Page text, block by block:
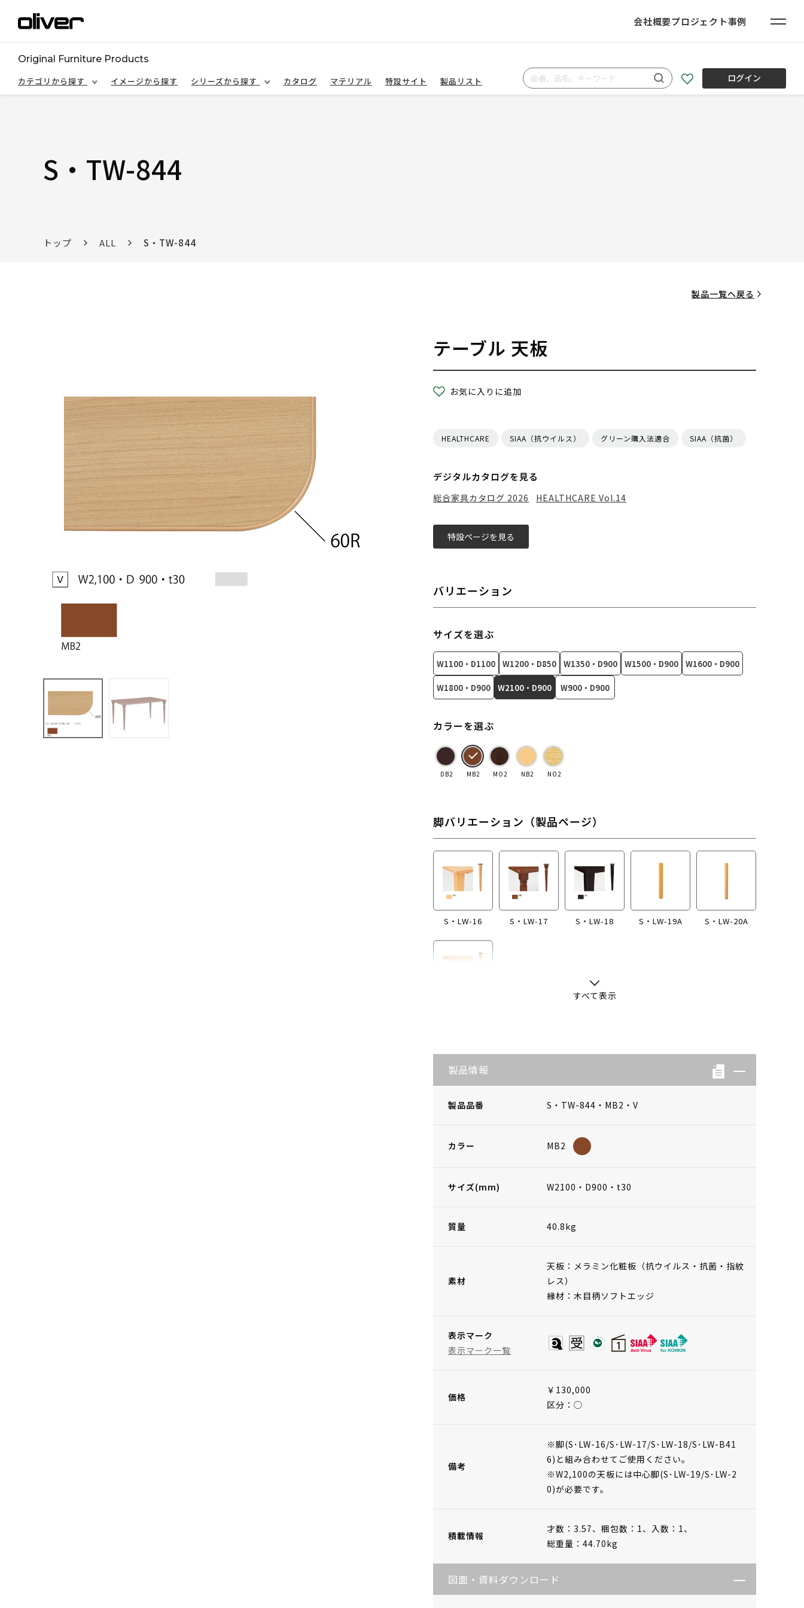
会社概要プロジェクト事例
Original Furniture Products
カテゴリから探す
イメージから探す シリーズから探す カタログ マテリアル 特設サイト 製品リスト ログイン
S・TW-844
トップ ALL S・TW-844
製品一覧へ戻る
テーブル 天板
お気に入りに追加
HEALTHCARE SIAA（抗ウイルス） グリーン購入法適合 SIAA（抗菌）
デジタルカタログを見る
総合家具カタログ 2026 HEALTHCARE Vol.14
特設ページを見る
バリエーション
サイズを選ぶ
W1100・D1100 W1200・D850 W1350・D900 W1500・D900 W1600・D900
W1800・D900 W2100・D900 W900・D900
カラーを選ぶ
DB2 MB2 MO2 NB2 NO2
脚バリエーション（製品ページ）
S・LW-16 S・LW-17 S・LW-18 S・LW-19A S・LW-20A
すべて表示
製品情報
製品品番 S・TW-844・MB2・V
カラー MB2
サイズ(mm) W2100・D900・t30
質量 40.8kg
素材
天板：メラミン化粧板（抗ウイルス・抗菌・指紋
レス）
縁材：木目柄ソフトエッジ
表示マーク
表示マーク一覧
価格
￥130,000
区分：◯
備考
※脚(S･LW-16/S･LW-17/S･LW-18/S･LW-B41
6)と組み合わせてご使用ください。
※W2,100の天板には中心脚(S･LW-19/S･LW-2
0)が必要です。
積載情報
才数：3.57、 梱包数：1、 入数：1、
総重量：44.70kg
図面・資料ダウンロード